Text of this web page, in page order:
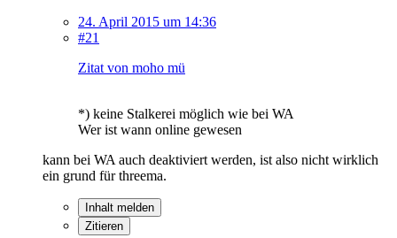
24. April 2015 um 14:36
#21
Zitat von moho mü
*) keine Stalkerei möglich wie bei WA
Wer ist wann online gewesen
kann bei WA auch deaktiviert werden, ist also nicht wirklich
ein grund für threema.
Inhalt melden
Zitieren